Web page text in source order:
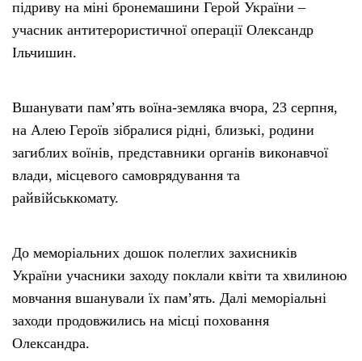
підриву на міні бронемашини Герой України –
учасник антитерористичної операції Олександр
Ільчишин.
Вшанувати пам’ять воїна-земляка вчора, 23 серпня,
на Алею Героїв зібралися рідні, близькі, родини
загиблих воїнів, представники органів виконавчої
влади, місцевого самоврядування та
райвійськкомату.
До меморіальних дошок полеглих захисників
України учасники заходу поклали квіти та хвилиною
мовчання вшанували їх пам’ять. Далі меморіальні
заходи продовжились на місці поховання
Олександра.